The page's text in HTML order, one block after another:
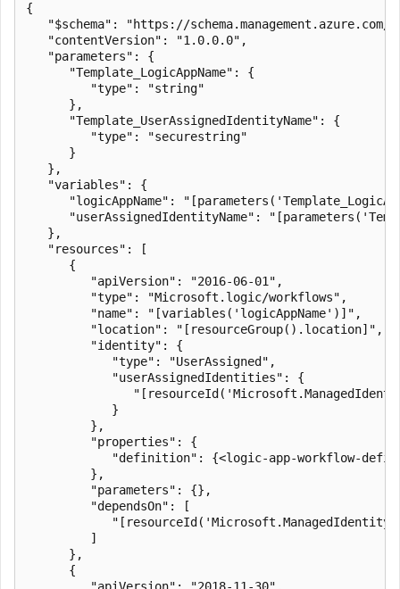
{
"$schema": "https://
   "contentVersion": "1.0.0.0",
   "parameters": {
      "Template_LogicAppName": {
         "type": "string"
      },
      "Template_UserAssignedIdentityName": {
         "type": "securestring"
      }
   },
   "variables": {
"logicAppName":
"userAssignedIdentityName":
   },
   "resources": [
      {
         "apiVersion": "2016-06-01",
         "type": "Microsoft.logic/workflows",
         "name": "[variables('logicAppName')]",
         "location": "[resourceGroup().location]",
         "identity": {
            "type": "UserAssigned",
            "userAssignedIdentities": {
            }
         },
         "properties": {
"definition": {<logic-app-workflow-
         },
         "parameters": {},
         "dependsOn": [
         ]
      },
      {